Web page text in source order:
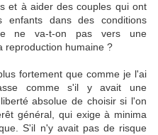
et à aider des couples qui ont
enfants dans des conditions
ne va-t-on pas vers une
reproduction humaine ?
fortement que comme je l'ai
comme s'il y avait une
absolue de choisir si l'on
général, qui exige à minima
S'il n'y avait pas de risque